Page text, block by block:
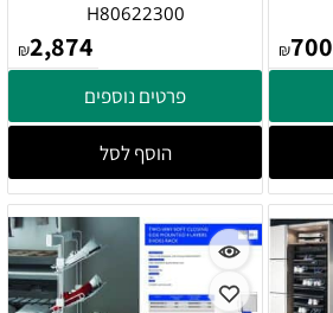
₪700
H80622300
₪2,874
פרטים נוספים
הוסף לסל